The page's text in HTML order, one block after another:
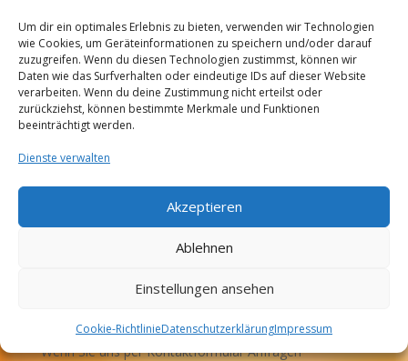
Um dir ein optimales Erlebnis zu bieten, verwenden wir Technologien
wie Cookies, um Geräteinformationen zu speichern und/oder darauf
zuzugreifen. Wenn du diesen Technologien zustimmst, können wir
Daten wie das Surfverhalten oder eindeutige IDs auf dieser Website
verarbeiten. Wenn du deine Zustimmung nicht erteilst oder
zurückziehst, können bestimmte Merkmale und Funktionen
beeinträchtigt werden.
Dienste verwalten
Akzeptieren
Ablehnen
Einstellungen ansehen
Cookie-RichtlinieDatenschutzerklärungImpressum
verwendetes Betriebssystem
Referrer URL
Hostname des zugreifenden Rechners
Uhrzeit der Serveranfrage
IP-Adresse
Eine Zusammenführung dieser Daten mit anderen
Datenquellen wird nicht vorgenommen.
Grundlage für die Datenverarbeitung ist Art. 6 Abs. 1
abs. b DSGVO, der die Verarbeitung von Daten zur
Maßnahmen gestattet.
Wenn Sie uns per Kontaktformular Anfragen